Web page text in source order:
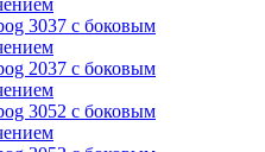
3037 с боковым
2037 с боковым
3052 с боковым